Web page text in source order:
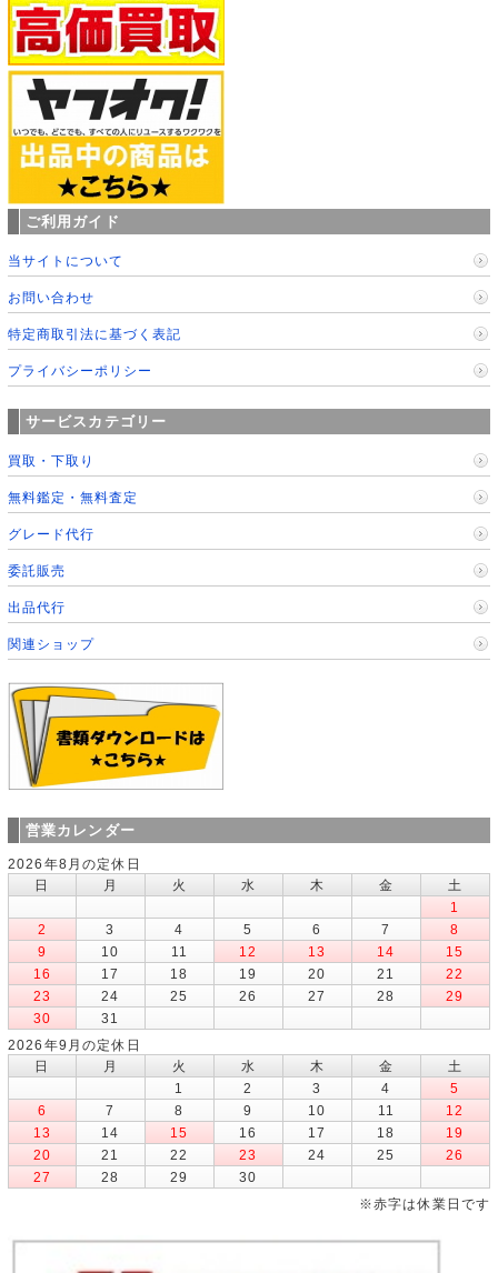
ご利用ガイド
当サイトについて
お問い合わせ
特定商取引法に基づく表記
プライバシーポリシー
サービスカテゴリー
買取・下取り
無料鑑定・無料査定
グレード代行
委託販売
出品代行
関連ショップ
営業カレンダー
2026年8月の定休日
日
月 火 水 木 金
土
1
2
3 4 5 6 7
8
9
10 11 12 13 14
15
16
17 18 19 20 21
22
23
24 25 26 27 28
29
30
31
2026年9月の定休日
日
月 火 水 木 金
土
1
2 3 4
5
6
7 8 9 10 11
12
13
14 15 16 17 18
19
20
21 22 23 24 25
26
27
28 29
30
※赤字は休業日です